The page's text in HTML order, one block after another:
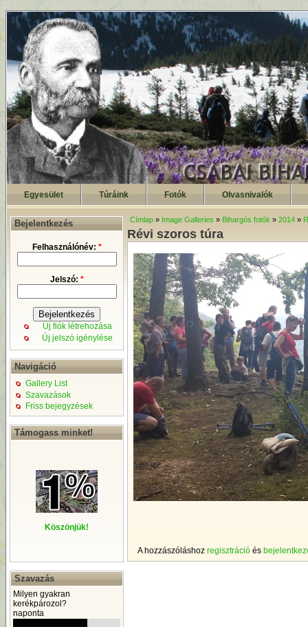
Egyesület Túráink Fotók Olvasnivalók
Bejelentkezés
Felhasználónév: *
Jelszó: *
Új fiók létrehozása
Új jelszó igénylése
Navigáció
Gallery List
Szavazások
Friss bejegyzések
Támogass minket!
Köszönjük!
Szavazás
Milyen gyakran
kerékpározol?
naponta
Címlap » Image Galleries » Bihargós fotók » 2014 »
Révi szoros túra
A hozzászóláshoz regisztráció és